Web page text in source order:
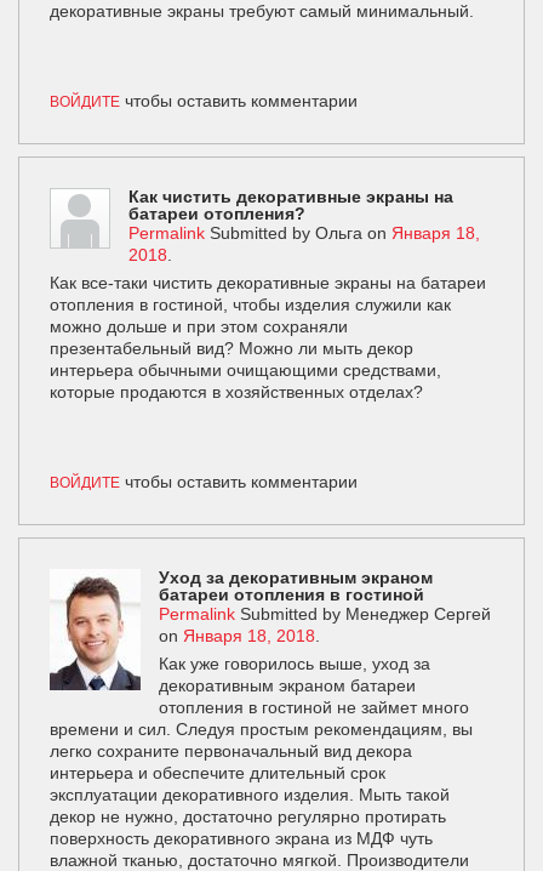
декоративные экраны требуют самый минимальный.
ВОЙДИТЕ чтобы оставить комментарии
Как чистить декоративные экраны на
батареи отопления?
Permalink Submitted by Ольга on Января 18,
2018
Как все-таки чистить декоративные экраны на батареи
отопления в гостиной, чтобы изделия служили как
можно дольше и при этом сохраняли
презентабельный вид? Можно ли мыть декор
интерьера обычными очищающими средствами,
которые продаются в хозяйственных отделах?
ВОЙДИТЕ чтобы оставить комментарии
Уход за декоративным экраном
батареи отопления в гостиной
Permalink Submitted by Менеджер Сергей
on Января 18, 2018
Как уже говорилось выше, уход за
декоративным экраном батареи
отопления в гостиной не займет много
времени и сил. Следуя простым рекомендациям, вы
легко сохраните первоначальный вид декора
интерьера и обеспечите длительный срок
эксплуатации декоративного изделия. Мыть такой
декор не нужно, достаточно регулярно протирать
поверхность декоративного экрана из МДФ чуть
влажной тканью, достаточно мягкой. Производители